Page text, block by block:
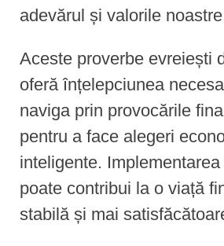
adevărul și valorile
Aceste proverbe evreiești
oferă înțelepciunea
naviga prin provocările
pentru a face alegeri
inteligente.
poate contribui la o viață
stabilă și mai